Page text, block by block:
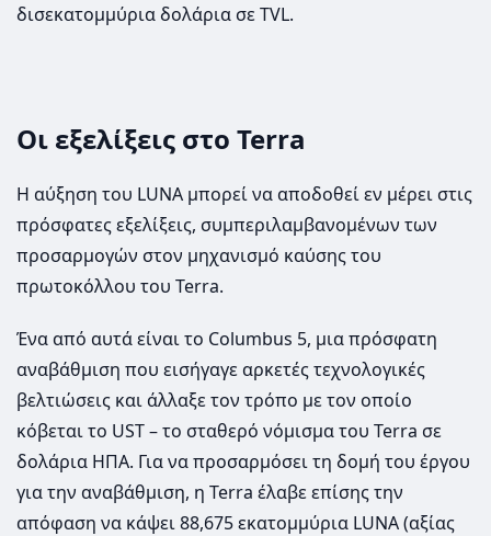
δισεκατομμύρια δολάρια σε TVL.
Οι εξελίξεις στο Terra
Η αύξηση του LUNA μπορεί να αποδοθεί εν μέρει στις
πρόσφατες εξελίξεις, συμπεριλαμβανομένων των
προσαρμογών στον μηχανισμό καύσης του
πρωτοκόλλου του Terra.
Ένα από αυτά είναι το Columbus 5, μια πρόσφατη
αναβάθμιση που εισήγαγε αρκετές τεχνολογικές
βελτιώσεις και άλλαξε τον τρόπο με τον οποίο
κόβεται το UST – το σταθερό νόμισμα του Terra σε
δολάρια ΗΠΑ. Για να προσαρμόσει τη δομή του έργου
για την αναβάθμιση, η Terra έλαβε επίσης την
απόφαση να κάψει 88,675 εκατομμύρια LUNA (αξίας